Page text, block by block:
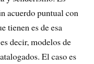
acuerdo puntual con
tienen es de esa
decir, modelos de
El caso es